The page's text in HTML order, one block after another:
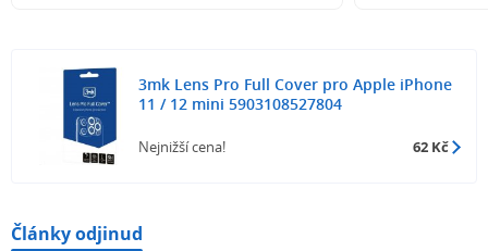
3mk Lens Pro Full Cover pro Apple iPhone
11 / 12 mini 5903108527804
Nejnižší cena! 62 Kč
Články odjinud